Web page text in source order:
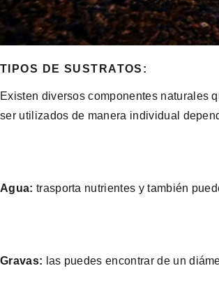
TIPOS DE SUSTRATOS:
Existen diversos componentes naturales
ser utilizados de manera individual
Agua: trasporta nutrientes y también
Gravas: las puedes encontrar de un